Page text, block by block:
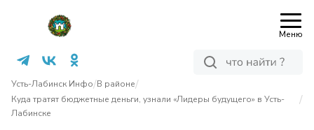
Меню
Усть-Лабинск Инфо/В районе/
Куда тратят бюджетные деньги, узнали «Лидеры будущего» в Усть-
Лабинске
/